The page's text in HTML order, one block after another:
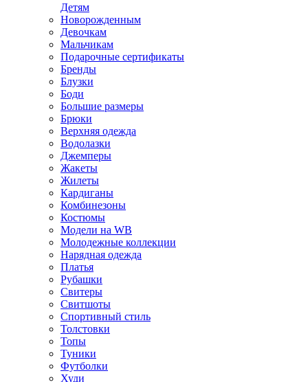
Детям
Новорожденным
Девочкам
Мальчикам
Подарочные сертификаты
Бренды
Блузки
Боди
Большие размеры
Брюки
Верхняя одежда
Водолазки
Джемперы
Жакеты
Жилеты
Кардиганы
Комбинезоны
Костюмы
Модели на WB
Молодежные коллекции
Нарядная одежда
Платья
Рубашки
Свитеры
Свитшоты
Спортивный стиль
Толстовки
Топы
Туники
Футболки
Худи